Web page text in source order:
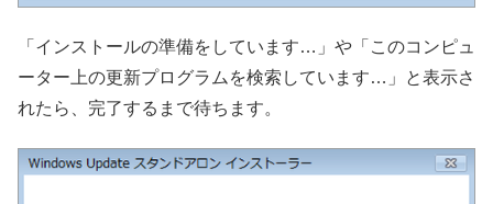
「インストールの準備をしています…」や「このコンピュ
ーター上の更新プログラムを検索しています…」と表示さ
れたら、完了するまで待ちます。